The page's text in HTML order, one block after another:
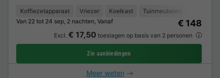
Koffiezetapparaat Vriezer Koelkast
Tuinmeubelen
Van 22 tot 24 sep, 2 nachten, Vanaf
€ 148
Excl. € 17,50 toeslagen op basis van 2 personen
Zie aanbiedingen
Meer weten